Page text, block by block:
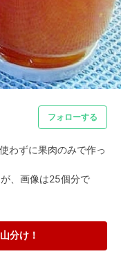
フォローする
わずに果肉のみで作っ
、画像は25個分で
分け！